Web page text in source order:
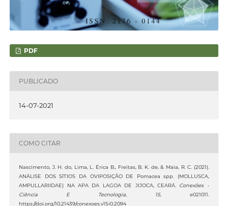
PDF
PUBLICADO
14-07-2021
COMO CITAR
Nascimento, J. H. do, Lima, L. Érica B., Freitas, B. K. de, & Maia, R. C. (2021).
ANÁLISE DOS SÍTIOS DA OVIPOSIÇÃO DE Pomacea spp. (MOLLUSCA,
AMPULLARIIDAE) NA APA DA LAGOA DE JIJOCA, CEARÁ. Conexões -
Ciência E Tecnologia, 15, e021011.
https://doi.org/10.21439/conexoes.v15i0.2094